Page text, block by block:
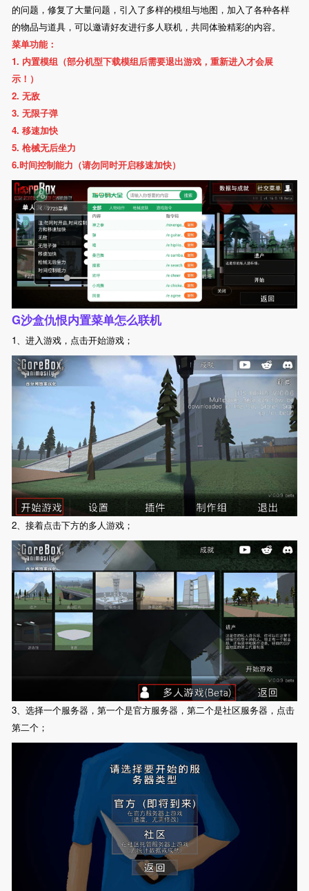
的问题，修复了大量问题，引入了多样的模组与地图，加入了各种各样
的物品与道具，可以邀请好友进行多人联机，共同体验精彩的内容。
菜单功能：
1. 内置模组（部分机型下载模组后需要退出游戏，重新进入才会展
示！）
2. 无敌
3. 无限子弹
4. 移速加快
5. 枪械无后坐力
6.时间控制能力（请勿同时开启移速加快）
G沙盒仇恨内置菜单怎么联机
1、进入游戏，点击开始游戏；
2、接着点击下方的多人游戏；
3、选择一个服务器，第一个是官方服务器，第二个是社区服务器，点击
第二个；